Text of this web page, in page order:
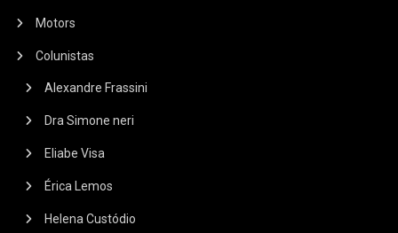
Motors
Colunistas
Alexandre Frassini
Dra Simone neri
Eliabe Visa
Érica Lemos
Helena Custódio